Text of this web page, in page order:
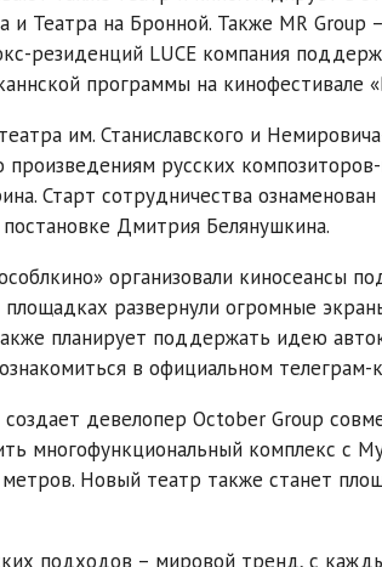
Театра на Бронной. Также MR Group
резиденций LUCE компания
программы на кинофестивале
им. Станиславского и
русских
Старт сотрудничества
Дмитрия Белянушкина.
организовали киносеансы
развернули огромные
планирует поддержать идею
в официальном телеграм-
девелопер October Group
многофункциональный комплекс с
Новый театр также станет
подходов – мировой тренд, с